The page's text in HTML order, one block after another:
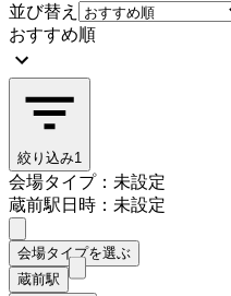
並び替え
おすすめ順
絞り込み1
会場タイプ：未設定
蔵前駅日時：未設定
会場タイプを選ぶ
蔵前駅